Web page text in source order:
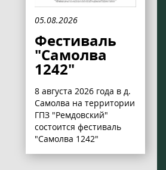
05.08.2026
Фестиваль
"Самолва
1242"
8 августа 2026 года в д.
Самолва на территории
ГПЗ "Ремдовский"
состоится фестиваль
"Самолва 1242"